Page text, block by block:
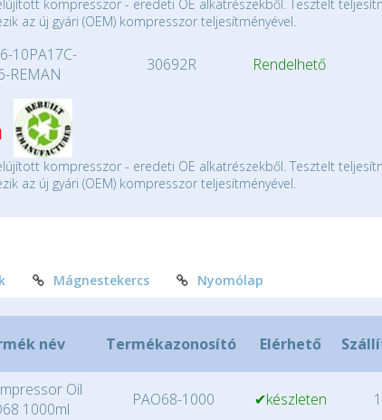
kompresszor - eredeti OE alkatrészekből. Tesztelt
az új gyári (OEM) kompresszor teljesítményével.
10PA17C-
REMAN
30692R Rendelhető
kompresszor - eredeti OE alkatrészekből. Tesztelt
az új gyári (OEM) kompresszor teljesítményével.
Mágnestekercs Nyomólap
név Termékazonosító Elérhető
Oil
1000ml
PAO68-1000 ✔készleten